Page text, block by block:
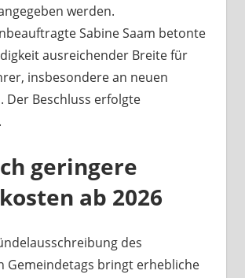
werden.
Sabine Saam betonte
ausreichender Breite für
insbesondere an neuen
Der Beschluss erfolgte
geringere
ab 2026
des
Gemeindetags bringt erhebliche